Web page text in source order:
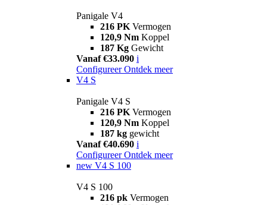
Panigale V4
216 PK Vermogen
120,9 Nm Koppel
187 Kg Gewicht
Vanaf €33.090 i
Configureer Ontdek meer
V4 S
Panigale V4 S
216 PK Vermogen
120,9 Nm Koppel
187 kg gewicht
Vanaf €40.690 i
Configureer Ontdek meer
new V4 S 100
V4 S 100
216 pk Vermogen